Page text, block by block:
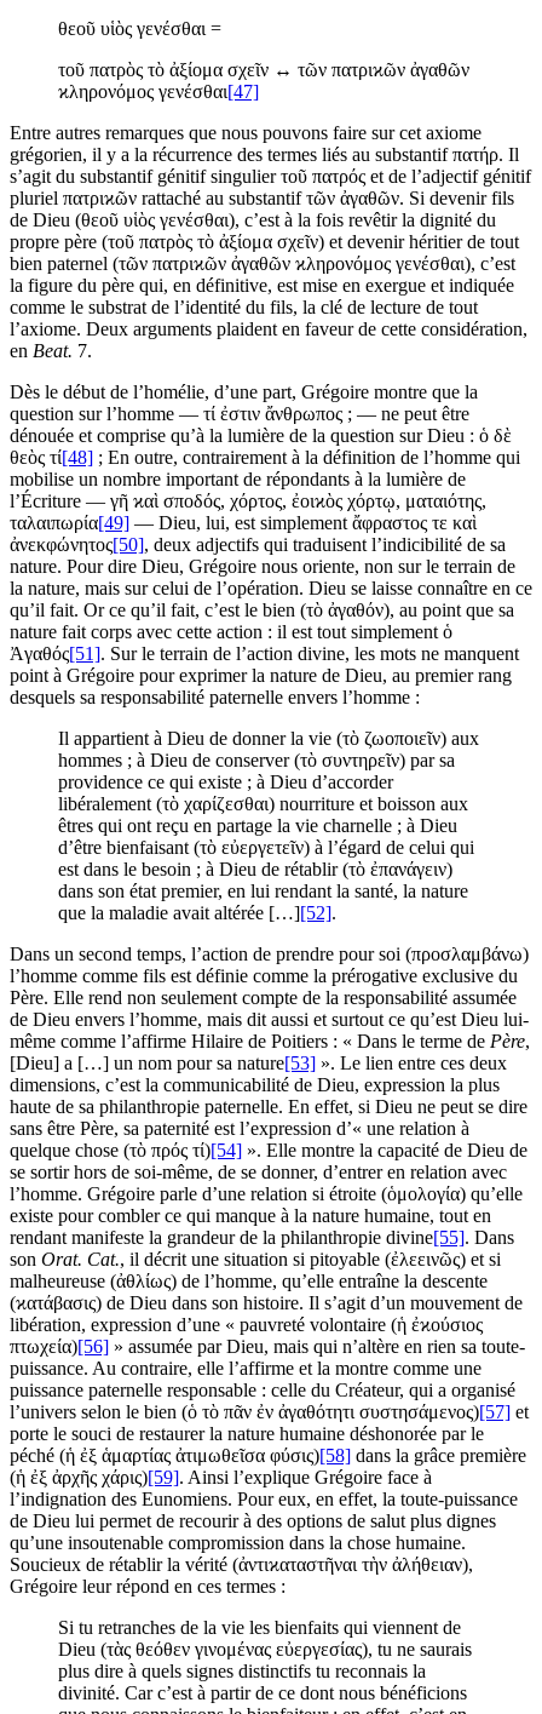
θεοῦ υἱὸς γενέσθαι =
τοῦ πατρὸς τὸ ἀξίομα σχεῖν ↔ τῶν πατριϰῶν ἀγαθῶν
ϰληρονόμος γενέσθαι[47]
Entre autres remarques que nous pouvons faire sur cet axiome
grégorien, il y a la récurrence des termes liés au substantif πατήρ. Il
s’agit du substantif génitif singulier τοῦ πατρός et de l’adjectif génitif
pluriel πατριϰῶν rattaché au substantif τῶν ἀγαθῶν. Si devenir fils
de Dieu (θεοῦ υἱὸς γενέσθαι), c’est à la fois revêtir la dignité du
propre père (τοῦ πατρὸς τὸ ἀξίομα σχεῖν) et devenir héritier de tout
bien paternel (τῶν πατριϰῶν ἀγαθῶν ϰληρονόμος γενέσθαι), c’est
la figure du père qui, en définitive, est mise en exergue et indiquée
comme le substrat de l’identité du fils, la clé de lecture de tout
l’axiome. Deux arguments plaident en faveur de cette considération,
en Beat. 7.
Dès le début de l’homélie, d’une part, Grégoire montre que la
question sur l’homme — τί ἐστιν ἄνθρωπος ; — ne peut être
dénouée et comprise qu’à la lumière de la question sur Dieu : ὁ δὲ
θεὸς τί[48] ; En outre, contrairement à la définition de l’homme qui
mobilise un nombre important de répondants à la lumière de
l’Écriture — γῆ ϰαὶ σποδός, χόρτος, ἐοιϰὸς χόρτῳ, ματαιότης,
ταλαιπωρία[49] — Dieu, lui, est simplement ἄφραστος τε καὶ
ἀνεκφώνητος[50], deux adjectifs qui traduisent l’indicibilité de sa
nature. Pour dire Dieu, Grégoire nous oriente, non sur le terrain de
la nature, mais sur celui de l’opération. Dieu se laisse connaître en ce
qu’il fait. Or ce qu’il fait, c’est le bien (τὸ ἀγαθόν), au point que sa
nature fait corps avec cette action : il est tout simplement ὁ
Ἀγαθός[51]. Sur le terrain de l’action divine, les mots ne manquent
point à Grégoire pour exprimer la nature de Dieu, au premier rang
desquels sa responsabilité paternelle envers l’homme :
Il appartient à Dieu de donner la vie (τὸ ζωοποιεῖν) aux
hommes ; à Dieu de conserver (τὸ συντηρεῖν) par sa
providence ce qui existe ; à Dieu d’accorder
libéralement (τὸ χαρίζεσθαι) nourriture et boisson aux
êtres qui ont reçu en partage la vie charnelle ; à Dieu
d’être bienfaisant (τὸ εὐεργετεῖν) à l’égard de celui qui
est dans le besoin ; à Dieu de rétablir (τὸ ἐπανάγειν)
dans son état premier, en lui rendant la santé, la nature
que la maladie avait altérée […] [52].
Dans un second temps, l’action de prendre pour soi (προσλαμβάνω)
l’homme comme fils est définie comme la prérogative exclusive du
Père. Elle rend non seulement compte de la responsabilité assumée
de Dieu envers l’homme, mais dit aussi et surtout ce qu’est Dieu lui-
même comme l’affirme Hilaire de Poitiers : « Dans le terme de Père,
[Dieu] a […] un nom pour sa nature[53] ». Le lien entre ces deux
dimensions, c’est la communicabilité de Dieu, expression la plus
haute de sa philanthropie paternelle. En effet, si Dieu ne peut se dire
sans être Père, sa paternité est l’expression d’« une relation à
quelque chose (τὸ πρός τί)[54] ». Elle montre la capacité de Dieu de
se sortir hors de soi-même, de se donner, d’entrer en relation avec
l’homme. Grégoire parle d’une relation si étroite (ὁμολογία) qu’elle
existe pour combler ce qui manque à la nature humaine, tout en
rendant manifeste la grandeur de la philanthropie divine[55]. Dans
son Orat. Cat., il décrit une situation si pitoyable (ἐλεεινῶς) et si
malheureuse (ἀθλίως) de l’homme, qu’elle entraîne la descente
(ϰατάβασις) de Dieu dans son histoire. Il s’agit d’un mouvement de
libération, expression d’une « pauvreté volontaire (ἡ ἐϰούσιος
πτωχεία)[56] » assumée par Dieu, mais qui n’altère en rien sa toute-
puissance. Au contraire, elle l’affirme et la montre comme une
puissance paternelle responsable : celle du Créateur, qui a organisé
l’univers selon le bien (ὁ τὸ πᾶν ἐν ἀγαθότητι συστησάμενος)[57] et
porte le souci de restaurer la nature humaine déshonorée par le
péché (ἡ ἐξ ἁμαρτίας ἀτιμωθεῖσα φύσις)[58] dans la grâce première
(ἡ ἐξ ἀρχῆς χάρις)[59]. Ainsi l’explique Grégoire face à
l’indignation des Eunomiens. Pour eux, en effet, la toute-puissance
de Dieu lui permet de recourir à des options de salut plus dignes
qu’une insoutenable compromission dans la chose humaine.
Soucieux de rétablir la vérité (ἀντιϰαταστῆναι τὴν ἀλήθειαν),
Grégoire leur répond en ces termes :
Si tu retranches de la vie les bienfaits qui viennent de
Dieu (τὰς θεόθεν γινομένας εὐεργεσίας), tu ne saurais
plus dire à quels signes distinctifs tu reconnais la
divinité. Car c’est à partir de ce dont nous bénéficions